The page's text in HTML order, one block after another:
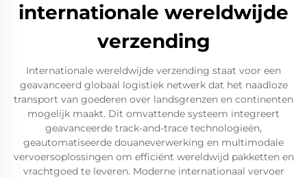
internationale wereldwijde
verzending
Internationale wereldwijde verzending staat voor een
geavanceerd globaal logistiek netwerk dat het naadloze
transport van goederen over landsgrenzen en continenten
mogelijk maakt. Dit omvattende systeem integreert
geavanceerde track-and-trace technologieën,
geautomatiseerde douaneverwerking en multimodale
vervoersoplossingen om efficiënt wereldwijd pakketten en
vrachtgoed te leveren. Moderne internationaal vervoer